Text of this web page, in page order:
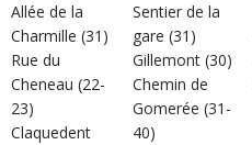
Allée de la
Charmille (31)
Rue du
Cheneau (22-
23)
Claquedent
Sentier de la
gare (31)
Gillemont (30)
Chemin de
Gomerée (31-
40)